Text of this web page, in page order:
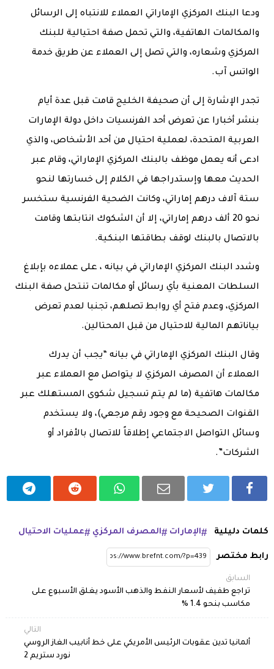
ودعا البنك المركزي الإماراتي العملاء للانتباه إلى الرسائل
والمكالمات الهاتفية، والتي تحمل صفة احتيالية للبنك
المركزي وشعاره، والتي تصل إلى العملاء عن طريق خدمة
الواتس آب.
تجدر الإشارة إلى أن صحيفة الخليج قامت قبل عدة أيام
بنشر أخبارا عن تعرض أحد الفرنسيات داخل دولة الإمارات
العربية المتحدة، لعملية احتيال من أحد الأشخاص، والذي
ادعى أنه يعمل موظف بالبنك المركزي الإماراتي، وقام عبر
الحديث معها وإستدراجها في الكلام إلى خسارتها لنحو
ستة آلاف درهم إماراتي، وكانت الضحية الفرنسية ستخسر
نحو 20 ألف درهم إماراتي، إلا أن الشكوك انتابتها وقامت
بالاتصال بالبنك لوقف بطاقتها البنكية.
وشدد البنك المركزي الإماراتي في بيانه ، على عملاءه بإبلاغ
السلطات المعنية بأي رسائل أو مكالمات تنتحل صفة البنك
المركزي، وعدم فتح أي روابط تصلهم، تجنبا لعدم تعرض
بياناتهم المالية للاحتيال من قبل المحتالين.
وقال البنك المركزي الإماراتي في بيانه “يجب أن يدرك
العملاء أن المصرف المركزي لا يتواصل مع العملاء عبر
مكالمات هاتفية (ما لم يتم تسجيل شكوى المستهلك عبر
القنوات الصحيحة مع وجود رقم مرجعي)، ولا يستخدم
وسائل التواصل الاجتماعي إطلاقاً للاتصال بالأفراد أو
الشركات”.
كلمات دليلية الإمارات المصرف المركزي عمليات الاحتيال
رابط مختصر
السابق
تراجع طفيف لأسعار النفط والذهب الأسود يغلق الأسبوع على
مكاسب بنحو 1.4 %
التالي
ألمانيا تدين عقوبات الرئيس الأمريكي على خط أنابيب الغاز الروسي
نورد ستريم 2